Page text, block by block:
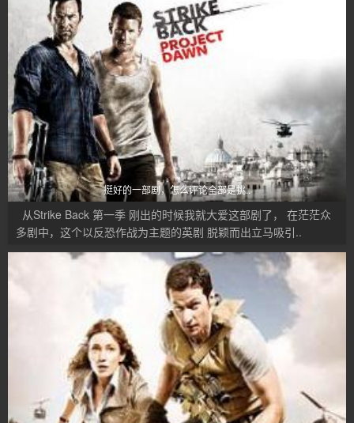
挺好的一部剧，怎么评论全部是挑..
从Strike Back 第一季 刚出的时候我就大爱这部剧了， 在茫茫众
多剧中，这个以反恐作战为主题的英剧 脱颖而出立马吸引..